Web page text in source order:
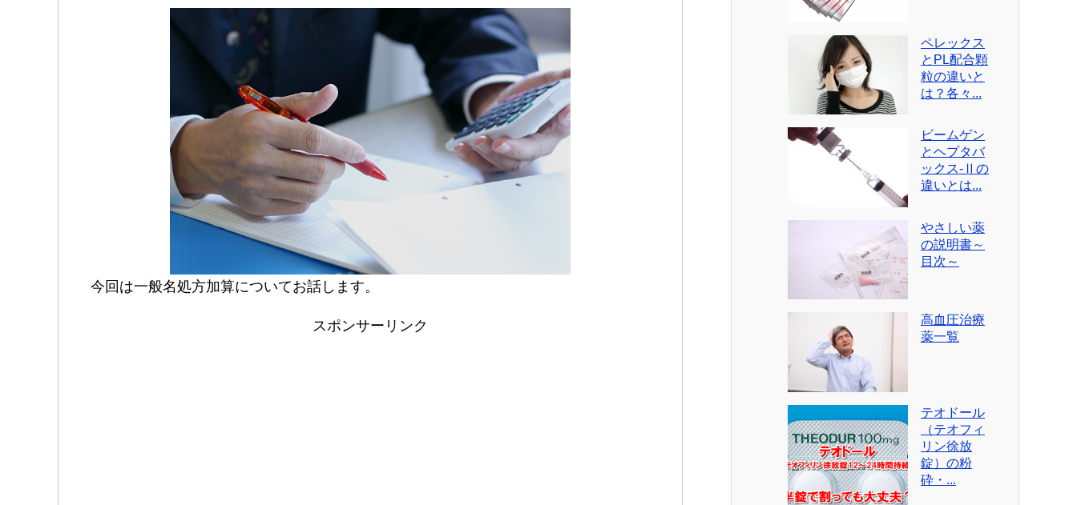
今回は一般名処方加算についてお話します。
スポンサーリンク
ペレックス
とPL配合顆
粒の違いと
は？各々...
ビームゲン
とヘプタバ
ックス-Ⅱの
違いとは...
やさしい薬
の説明書～
目次～
高血圧治療
薬一覧
テオドール
（テオフィ
リン徐放
錠）の粉
砕・...